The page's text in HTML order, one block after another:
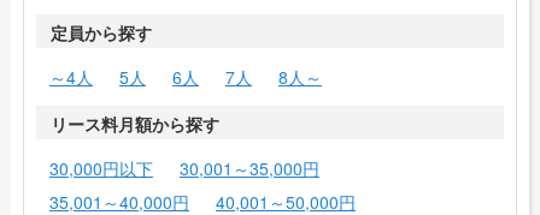
定員から探す
～4人
5人 6人 7人
8人～
リース料月額から探す
30,000円以下
30,001～35,000円
35,001～40,000円
40,001～50,000円